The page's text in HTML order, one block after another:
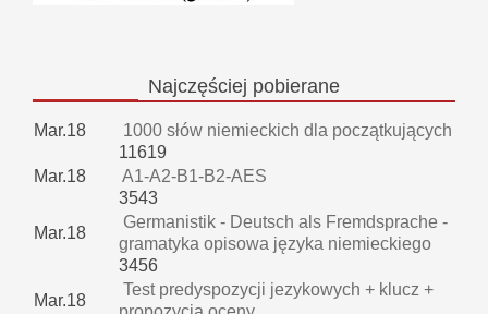
Najczęściej pobierane
Mar.18
1000 słów niemieckich dla początkujących
11619
Mar.18
A1-A2-B1-B2-AES
3543
Mar.18
Germanistik - Deutsch als Fremdsprache -
gramatyka opisowa języka niemieckiego
3456
Mar.18
Test predyspozycji jezykowych + klucz +